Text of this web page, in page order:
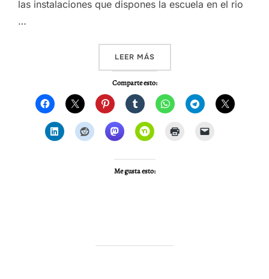
las instalaciones que dispones la escuela en el rio
…
LEER MÁS«CURSO DE
Comparte esto:
Me gusta esto: